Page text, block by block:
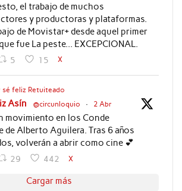
el trabajo de muchos
y productoras y plataformas.
de Movistar+ desde aquel primer
fue La peste... EXCEPCIONAL.
5 15 X
sé feliz Retuiteado
Asín @circunloquio · 2 Abr
movimiento en los Conde
de Alberto Aguilera. Tras 6 años
volverán a abrir como cine 💕
29 442 X
Cargar más